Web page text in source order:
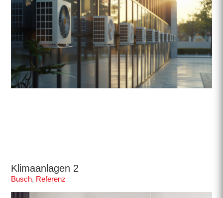
Klimaanlagen 2
Busch, Referenz